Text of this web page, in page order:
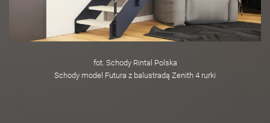
fot. Schody Rintal Polska
Schody model Futura z balustradą Zenith 4 rurki